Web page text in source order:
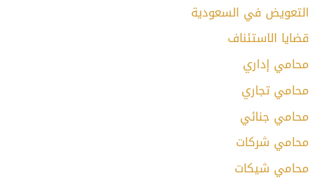
التعويض في السعودية
قضايا الاستئناف
محامي إداري
محامي تجاري
محامي جنائي
محامي شركات
محامي شيكات